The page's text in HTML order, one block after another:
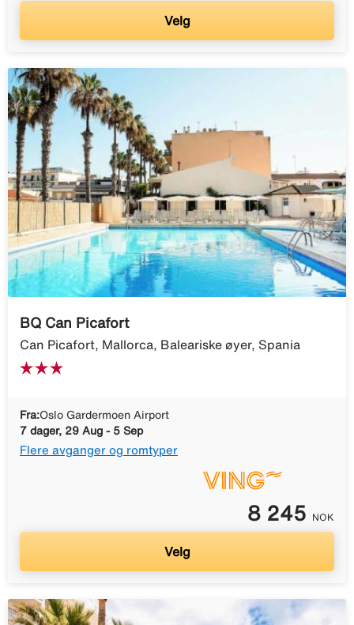
Velg
BQ Can Picafort
Can Picafort, Mallorca, Baleariske øyer, Spania
Fra:Oslo Gardermoen Airport
7 dager, 29 Aug - 5 Sep
Flere avganger og romtyper
8 245 NOK
Velg